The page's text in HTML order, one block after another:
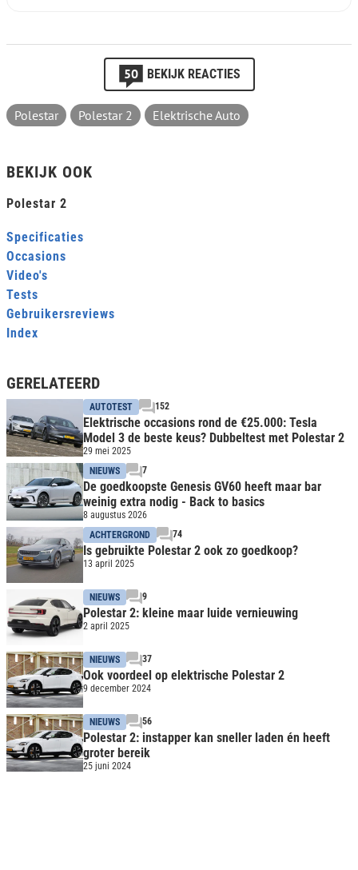
50 BEKIJK REACTIES
Polestar Polestar 2 Elektrische Auto
BEKIJK OOK
Polestar 2
Specificaties
Occasions
Video's
Tests
Gebruikersreviews
Index
GERELATEERD
AUTOTEST 152
Elektrische occasions rond de €25.000: Tesla
Model 3 de beste keus? Dubbeltest met Polestar 2
29 mei 2025
NIEUWS
7
De goedkoopste Genesis GV60 heeft maar bar
weinig extra nodig - Back to basics
8 augustus 2026
ACHTERGROND
74
Is gebruikte Polestar 2 ook zo goedkoop?
13 april 2025
NIEUWS 9
Polestar 2: kleine maar luide vernieuwing
2 april 2025
NIEUWS 37
Ook voordeel op elektrische Polestar 2
9 december 2024
NIEUWS 56
Polestar 2: instapper kan sneller laden én heeft
groter bereik
25 juni 2024